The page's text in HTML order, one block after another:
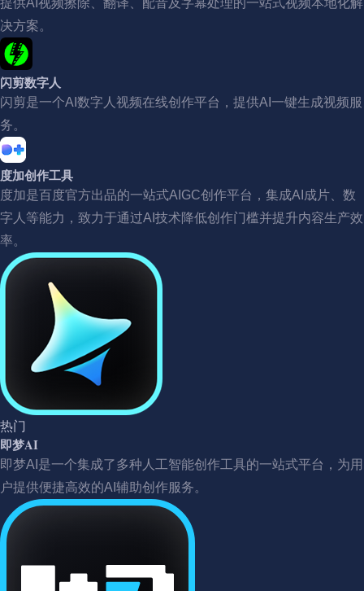
决方案。
闪剪数字人
闪剪是一个AI数字人视频在线创作平台，提供AI一键生成视频服
务。
度加创作工具
度加是百度官方出品的一站式AIGC创作平台，集成AI成片、数
字人等能力，致力于通过AI技术降低创作门槛并提升内容生产效
率。
热门
即梦AI
即梦AI是一个集成了多种人工智能创作工具的一站式平台，为用
户提供便捷高效的AI辅助创作服务。